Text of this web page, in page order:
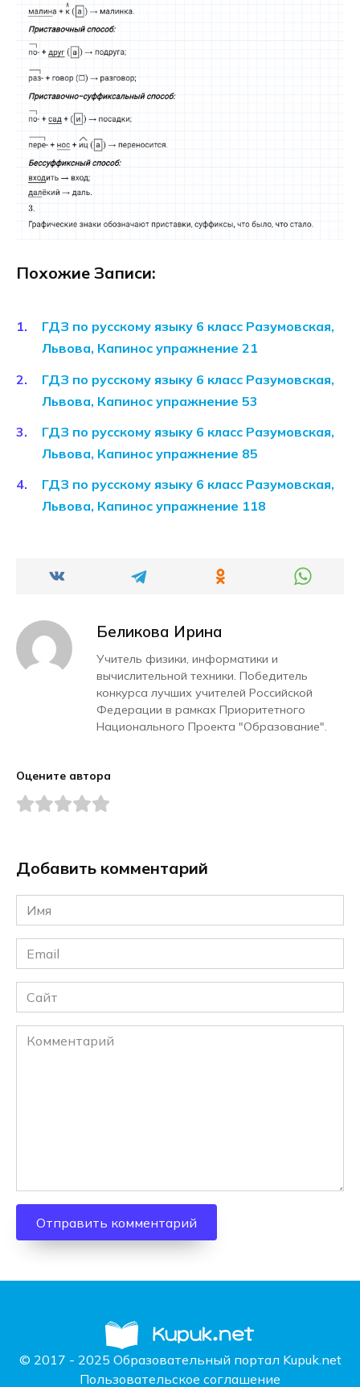
Похожие Записи:
ГДЗ по русскому языку 6 класс Разумовская,
Львова, Капинос упражнение 21
ГДЗ по русскому языку 6 класс Разумовская,
Львова, Капинос упражнение 53
ГДЗ по русскому языку 6 класс Разумовская,
Львова, Капинос упражнение 85
ГДЗ по русскому языку 6 класс Разумовская,
Львова, Капинос упражнение 118
Беликова Ирина
Учитель физики, информатики и
вычислительной техники. Победитель
конкурса лучших учителей Российской
Федерации в рамках Приоритетного
Национального Проекта "Образование".
Оцените автора
Добавить комментарий
Имя
*
Email
*
Сайт
Комментарий
© 2017 - 2025 Образовательный портал Kupuk.net
Пользовательское соглашение